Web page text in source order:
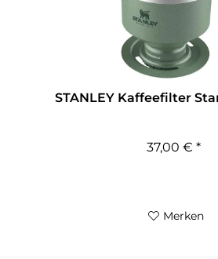
STANLEY Kaffeefilter
37,00 € *
Merken